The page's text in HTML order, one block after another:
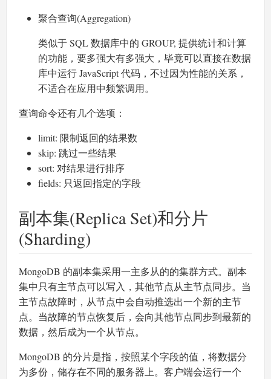
聚合查询(Aggregation)
类似于 SQL 数据库中的 GROUP, 提供统计和计算
的功能，要多强大有多强大，毕竟可以直接在数据
库中运行 JavaScript 代码，不过因为性能的关系，
不适合在应用中频繁调用。
查询命令还有几个选项：
limit: 限制返回的结果数
skip: 跳过一些结果
sort: 对结果进行排序
fields: 只返回指定的字段
副本集(Replica Set)和分片
(Sharding)
MongoDB 的副本集采用一主多从的的集群方式。副本
集中只有主节点可以写入，其他节点从主节点同步。当
主节点故障时，从节点中会自动推选出一个新的主节
点。当故障的节点恢复后，会向其他节点同步到最新的
数据，然后成为一个从节点。
MongoDB 的分片是指，按照某个字段的值，将数据分
为多份，储存在不同的服务器上。客户端会运行一个